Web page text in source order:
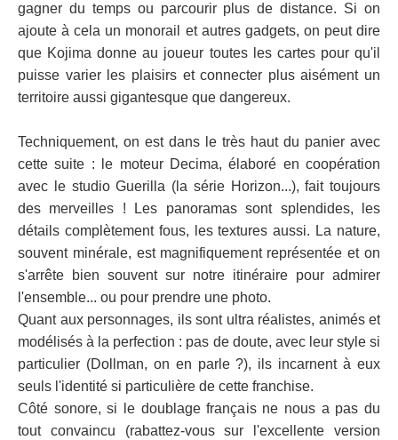
gagner du temps ou parcourir plus de distance. Si on
ajoute à cela un monorail et autres gadgets, on peut dire
que Kojima donne au joueur toutes les cartes pour qu'il
puisse varier les plaisirs et connecter plus aisément un
territoire aussi gigantesque que dangereux.
Techniquement, on est dans le très haut du panier avec
cette suite : le moteur Decima, élaboré en coopération
avec le studio Guerilla (la série Horizon...), fait toujours
des merveilles ! Les panoramas sont splendides, les
détails complètement fous, les textures aussi. La nature,
souvent minérale, est magnifiquement représentée et on
s'arrête bien souvent sur notre itinéraire pour admirer
l'ensemble... ou pour prendre une photo.
Quant aux personnages, ils sont ultra réalistes, animés et
modélisés à la perfection : pas de doute, avec leur style si
particulier (Dollman, on en parle ?), ils incarnent à eux
seuls l'identité si particulière de cette franchise.
Côté sonore, si le doublage français ne nous a pas du
tout convaincu (rabattez-vous sur l'excellente version